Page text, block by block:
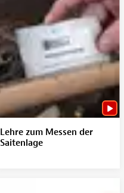
Lehre zum Messen der
Saitenlage